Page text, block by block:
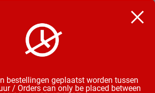
bestellingen geplaatst worden tussen
/ Orders can only be placed between